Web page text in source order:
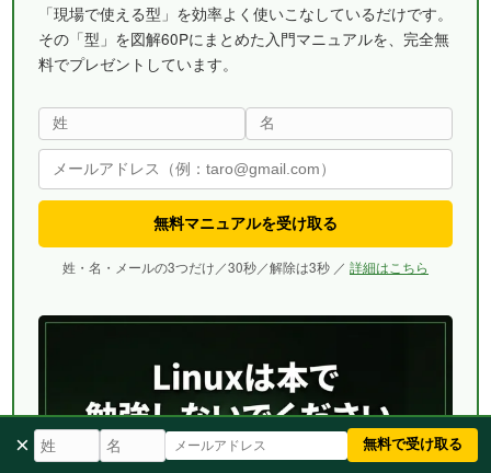
「現場で使える型」を効率よく使いこなしているだけです。
その「型」を図解60Pにまとめた入門マニュアルを、完全無
料でプレゼントしています。
無料マニュアルを受け取る
姓・名・メールの3つだけ／30秒／解除は3秒 ／ 詳細はこちら
× 無料で受け取る